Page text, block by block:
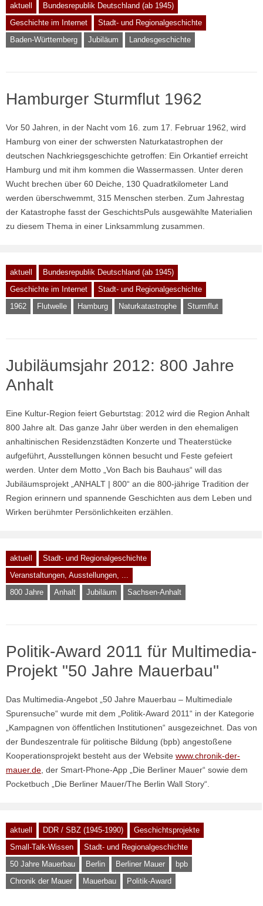
aktuell
Bundesrepublik Deutschland (ab 1945)
Geschichte im Internet
Stadt- und Regionalgeschichte
Baden-Württemberg
Jubiläum Landesgeschichte
Hamburger Sturmflut 1962
Vor 50 Jahren, in der Nacht vom 16. zum 17. Februar 1962, wird
Hamburg von einer der schwersten Naturkatastrophen der
deutschen Nachkriegsgeschichte getroffen: Ein Orkantief erreicht
Hamburg und mit ihm kommen die Wassermassen. Unter deren
Wucht brechen über 60 Deiche, 130 Quadratkilometer Land
werden überschwemmt, 315 Menschen sterben. Zum Jahrestag
der Katastrophe fasst der GeschichtsPuls ausgewählte Materialien
zu diesem Thema in einer Linksammlung zusammen.
aktuell
Bundesrepublik Deutschland (ab 1945)
Geschichte im Internet
Stadt- und Regionalgeschichte
1962
Flutwelle Hamburg Naturkatastrophe Sturmflut
Jubiläumsjahr 2012: 800 Jahre
Anhalt
Eine Kultur-Region feiert Geburtstag: 2012 wird die Region Anhalt
800 Jahre alt. Das ganze Jahr über werden in den ehemaligen
anhaltinischen Residenzstädten Konzerte und Theaterstücke
aufgeführt, Ausstellungen können besucht und Feste gefeiert
werden. Unter dem Motto „Von Bach bis Bauhaus“ will das
Jubiläumsprojekt „ANHALT | 800“ an die 800-jährige Tradition der
Region erinnern und spannende Geschichten aus dem Leben und
Wirken berühmter Persönlichkeiten erzählen.
aktuell
Stadt- und Regionalgeschichte
Veranstaltungen, Ausstellungen, ...
800 Jahre
Anhalt Jubiläum Sachsen-Anhalt
Politik-Award 2011 für Multimedia-
Projekt "50 Jahre Mauerbau"
Das Multimedia-Angebot „50 Jahre Mauerbau – Multimediale
Spurensuche“ wurde mit dem „Politik-Award 2011“ in der Kategorie
„Kampagnen von öffentlichen Institutionen“ ausgezeichnet. Das von
der Bundeszentrale für politische Bildung (bpb) angestoßene
Kooperationsprojekt besteht aus der Website www.chronik-der-
mauer.de , der Smart-Phone-App „Die Berliner Mauer“ sowie dem
Pocketbuch „Die Berliner Mauer/The Berlin Wall Story“.
aktuell DDR / SBZ (1945-1990)
Geschichtsprojekte
Small-Talk-Wissen
Stadt- und Regionalgeschichte
50 Jahre Mauerbau
Berlin Berliner Mauer
bpb
Chronik der Mauer
Mauerbau Politik-Award